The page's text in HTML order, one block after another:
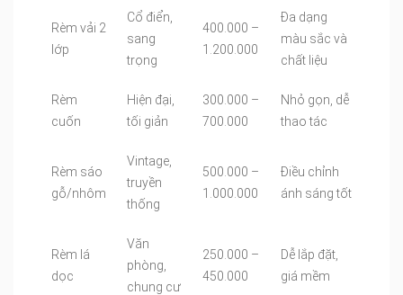
Rèm vải 2
lớp
Cổ điển,
sang
trọng
400.000 –
1.200.000
Đa dạng
màu sắc và
chất liệu
Rèm
cuốn
Hiện đại,
tối giản
300.000 –
700.000
Nhỏ gọn, dễ
thao tác
Rèm sáo
gỗ/nhôm
Vintage,
truyền
thống
500.000 –
1.000.000
Điều chỉnh
ánh sáng tốt
Rèm lá
dọc
Văn
phòng,
chung cư
250.000 –
450.000
Dễ lắp đặt,
giá mềm